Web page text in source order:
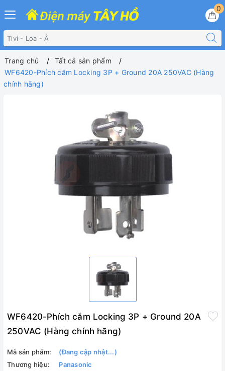
0
Trang chủ
Tất cả sản phẩm
WF6420-Phích cắm Locking 3P + Ground 20A 250VAC (Hàng
chính hãng)
WF6420-Phích cắm Locking 3P + Ground 20A
250VAC (Hàng chính hãng)
Mã sản phẩm:
(Đang cập nhật...)
Thương hiệu:
Panasonic